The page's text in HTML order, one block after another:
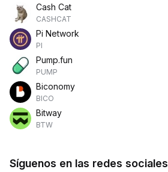
Cash Cat
CASHCAT
Pi Network
PI
Pump.fun
PUMP
Biconomy
BICO
Bitway
BTW
Síguenos en las redes sociales